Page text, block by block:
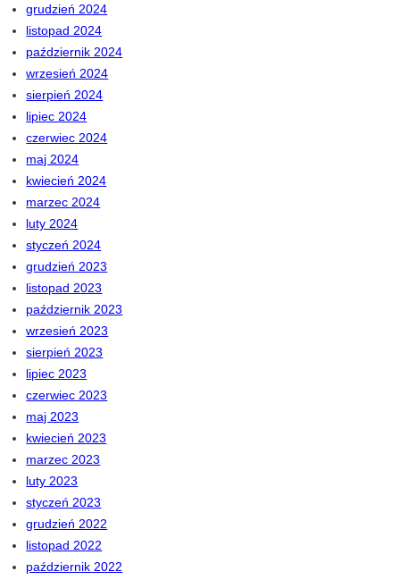
grudzień 2024
listopad 2024
październik 2024
wrzesień 2024
sierpień 2024
lipiec 2024
czerwiec 2024
maj 2024
kwiecień 2024
marzec 2024
luty 2024
styczeń 2024
grudzień 2023
listopad 2023
październik 2023
wrzesień 2023
sierpień 2023
lipiec 2023
czerwiec 2023
maj 2023
kwiecień 2023
marzec 2023
luty 2023
styczeń 2023
grudzień 2022
listopad 2022
październik 2022